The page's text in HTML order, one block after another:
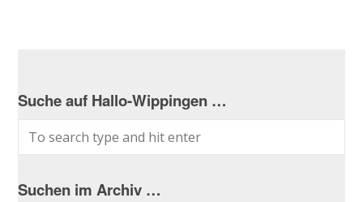
Suche auf Hallo-Wippingen …
Suchen im Archiv …